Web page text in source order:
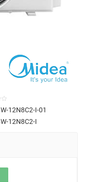
12N8C2-I-01
12N8C2-I